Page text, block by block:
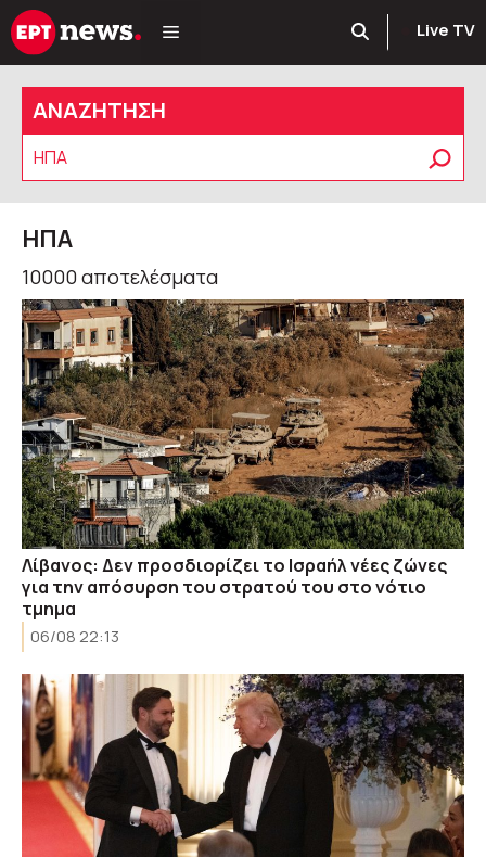
Μετάβαση
σε
περιεχόμενο
Live TV
ΑΝΑΖΗΤΗΣΗ
Αναζήτηση
ΗΠΑ
10000 αποτελέσματα
Λίβανος: Δεν προσδιορίζει το Ισραήλ νέες ζώνες
για την απόσυρση του στρατού του στο νότιο
τμημα
06/08 22:13